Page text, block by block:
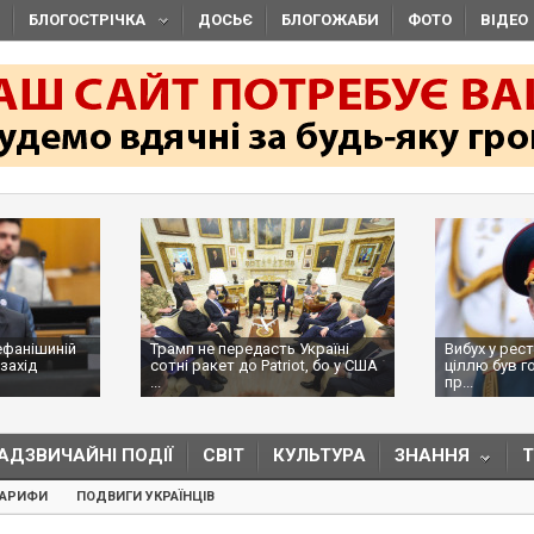
БЛОГОСТРІЧКА ДОСЬЄ БЛОГОЖАБИ ФОТО ВІДЕО
Трамп не передасть Україні
сотні ракет до Patriot, бо у США
...
Вибух у
ціллю був
пр...
ПОДІЇ СВІТ КУЛЬТУРА ЗНАННЯ
ПОДВИГИ УКРАЇНЦІВ